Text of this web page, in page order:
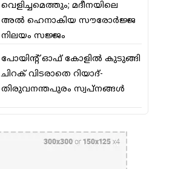
വെളിച്ചമെത്തും; മദീനയിലെ
അല്‍ ഹെനാകിയ സൗരോര്‍ജ്ജ
നിലയം സജ്ജം
പോയിന്റ് ഓഫ് കോളില്‍ കുടുങ്ങി
ചിറക് വിടരാതെ റിയാദ്-
തിരുവനന്തപുരം സ്വപ്നങ്ങള്‍